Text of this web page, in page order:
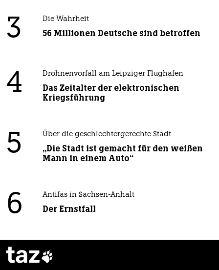
3 Die Wahrheit
56 Millionen Deutsche sind betroffen
4 Drohnenvorfall am Leipziger Flughafen
Das Zeitalter der elektronischen
Kriegsführung
5 Über die geschlechtergerechte Stadt
„Die Stadt ist gemacht für den weißen
Mann in einem Auto“
6 Antifas in Sachsen-Anhalt
Der Ernstfall
taz